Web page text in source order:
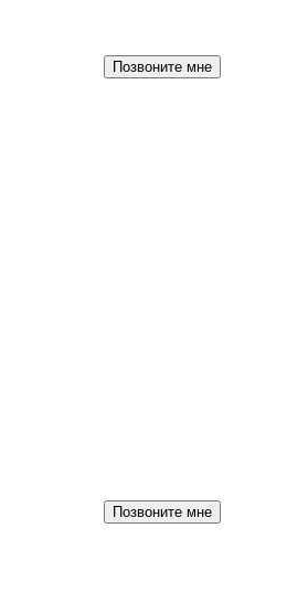
Позвоните мне
Позвоните мне